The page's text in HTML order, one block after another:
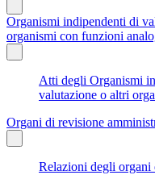
Organismi indipendenti di
organismi con funzioni
Atti degli Organismi
valutazione o altri
Organi di revisione
Relazioni degli organi